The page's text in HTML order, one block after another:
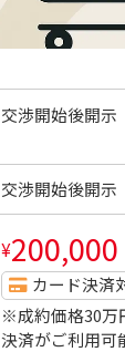
交渉開始後開示
交渉開始後開示
¥200,000
カード決済
※成約価格30万
決済がご利用可